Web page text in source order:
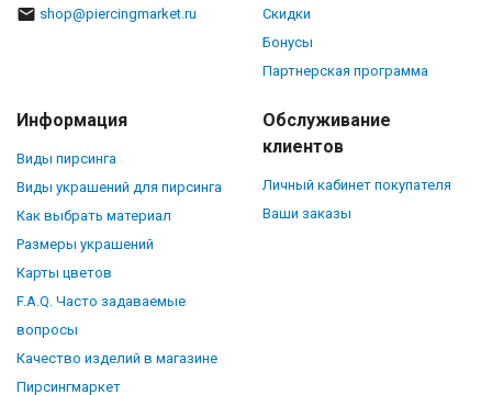
shop@piercingmarket.ru
Скидки
Бонусы
Партнерская программа
Информация
Виды пирсинга
Виды украшений для пирсинга
Как выбрать материал
Размеры украшений
Карты цветов
F.A.Q. Часто задаваемые
вопросы
Качество изделий в магазине
Пирсингмаркет
Обслуживание
клиентов
Личный кабинет покупателя
Ваши заказы